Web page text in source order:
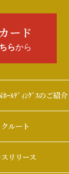
ード
らから
ｰﾙﾃﾞｨﾝｸﾞｽのご紹介
クルート
リリース